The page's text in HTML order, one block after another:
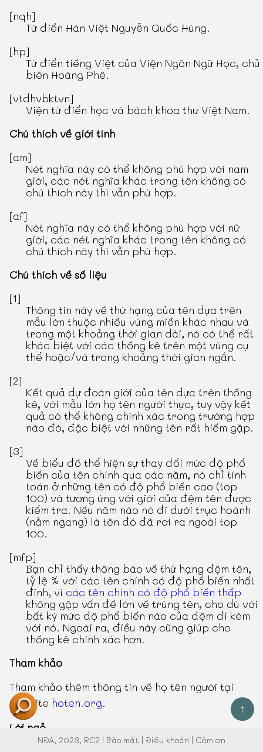
[nqh]
Từ điển Hán Việt Nguyễn Quốc Hùng.
[hp]
Từ điển tiếng Việt của Viện Ngôn Ngữ Học, chủ
biên Hoàng Phê.
[vtdhvbktvn]
Viện từ điển học và bách khoa thư Việt Nam.
Chú thích về giới tính
[am]
Nét nghĩa này có thể không phù hợp với nam
giới, các nét nghĩa khác trong tên không có
chú thích này thì vẫn phù hợp.
[af]
Nét nghĩa này có thể không phù hợp với nữ
giới, các nét nghĩa khác trong tên không có
chú thích này thì vẫn phù hợp.
Chú thích về số liệu
[1]
Thông tin này về thứ hạng của tên dựa trên
mẫu lớn thuộc nhiều vùng miền khác nhau và
trong một khoảng thời gian dài, nó có thể rất
khác biệt với các thống kê trên một vùng cụ
thể hoặc/và trong khoảng thời gian ngắn.
[2]
Kết quả dự đoán giới của tên dựa trên thống
kê, với mẫu lớn họ tên người thực, tuy vậy kết
quả có thể không chính xác trong trường hợp
nào đó, đặc biệt với những tên rất hiếm gặp.
[3]
Về biểu đồ thể hiện sự thay đổi mức độ phổ
biến của tên chính qua các năm, nó chỉ tính
toán ở những tên có độ phổ biến cao (top
100) và tương ứng với giới của đệm tên được
kiểm tra. Nếu năm nào nó đi dưới trục hoành
(nằm ngang) là tên đó đã rơi ra ngoài top
100.
[mfp]
Bạn chỉ thấy thông báo về thứ hạng đệm tên,
tỷ lệ % với các tên chính có độ phổ biến nhất
định, vì các tên chính có độ phổ biến thấp
không gặp vấn đề lớn về trùng tên, cho dù với
bất kỳ mức độ phổ biến nào của đệm đi kèm
với nó. Ngoài ra, điều này cũng giúp cho
thống kê chính xác hơn.
Tham khảo
Tham khảo thêm thông tin về họ tên người tại
website hoten.org.
Lời ngỏ
↑
NĐA, 2023, RC2 | Bảo mật | Điều khoản | Cảm ơn